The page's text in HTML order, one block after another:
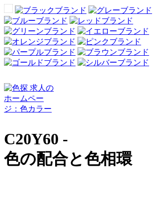
C20Y60 -
色の配合と色相環